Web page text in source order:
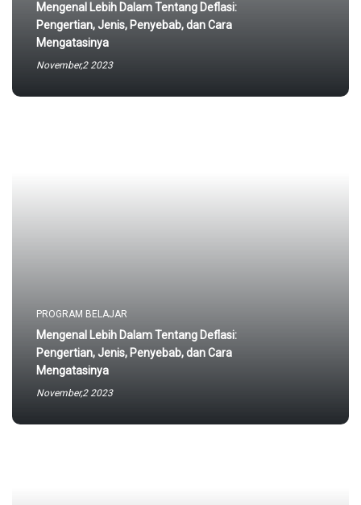
Mengenal Lebih Dalam Tentang Deflasi:
Pengertian, Jenis, Penyebab, dan Cara
Mengatasinya
November,2 2023
PROGRAM BELAJAR
Mengenal Lebih Dalam Tentang Deflasi:
Pengertian, Jenis, Penyebab, dan Cara
Mengatasinya
November,2 2023